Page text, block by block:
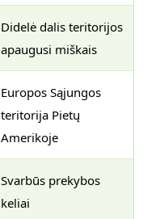
Didelė dalis teritorijos
apaugusi miškais
Europos Sąjungos
teritorija Pietų
Amerikoje
Svarbūs prekybos
keliai